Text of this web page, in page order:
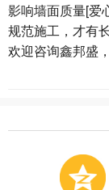
影响墙面质量[爱
规范施工，才有
欢迎咨询鑫邦盛